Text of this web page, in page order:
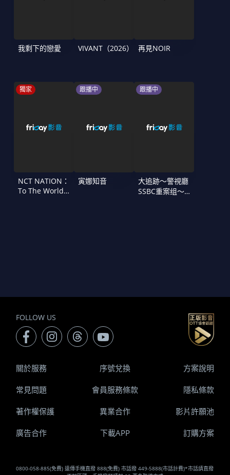
我剩下的戀愛 VIVANT（2026） 再見NOIR
獨家
NCT NATION：
To The World
跟播中
寅娜知音
跟播中
大追跡〜警視廳
SSBC重案组〜
FOLLOW US
0800-058-885(免費) 遠傳手機直撥 888(免費) 市話撥 449-5888(市話計費)*市話請直撥
關於服務 序號兌換 方案說明
常見問題 會員服務條款 隱私條款
著作權保護 異業合作 影片許願池
廣告合作 下載APP 訂購方案